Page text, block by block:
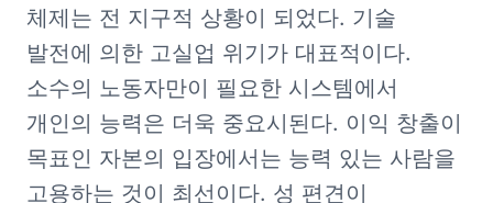
체제는 전 지구적 상황이 되었다. 기술
발전에 의한 고실업 위기가 대표적이다.
소수의 노동자만이 필요한 시스템에서
개인의 능력은 더욱 중요시된다. 이익 창출이
목표인 자본의 입장에서는 능력 있는 사람을
고용하는 것이 최선이다. 성 편견이